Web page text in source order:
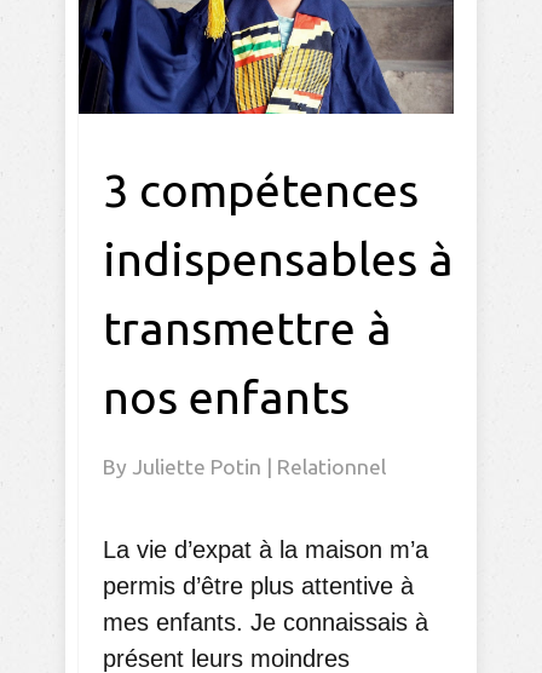
3 compétences
indispensables à
transmettre à
nos enfants
By Juliette Potin | Relationnel
La vie d’expat à la maison m’a
permis d’être plus attentive à
mes enfants. Je connaissais à
présent leurs moindres